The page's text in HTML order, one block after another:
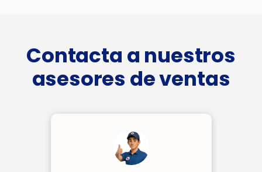
Contacta a nuestros
asesores de ventas